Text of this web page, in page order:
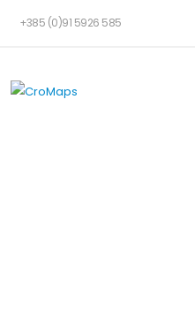
+385 (0)91 5926 585